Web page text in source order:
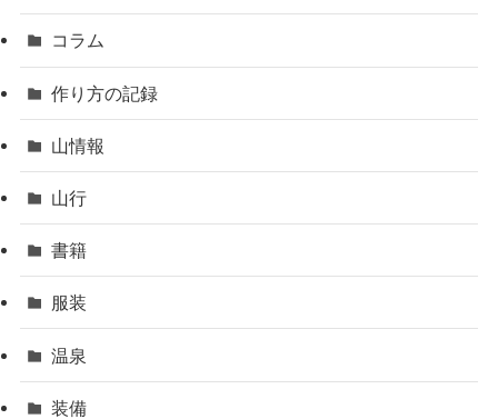
コラム
作り方の記録
山情報
山行
書籍
服装
温泉
装備